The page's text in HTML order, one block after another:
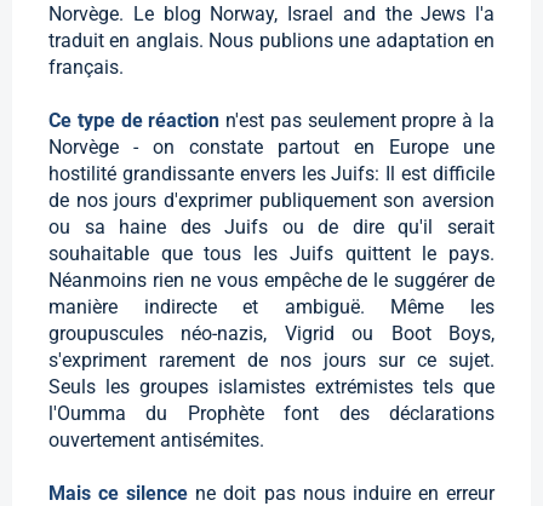
Norvège. Le blog Norway, Israel and the Jews l'a
traduit en anglais. Nous publions une adaptation en
français.
Ce type de réaction n'est pas seulement propre à la
Norvège - on constate partout en Europe une
hostilité grandissante envers les Juifs: Il est difficile
de nos jours d'exprimer publiquement son aversion
ou sa haine des Juifs ou de dire qu'il serait
souhaitable que tous les Juifs quittent le pays.
Néanmoins rien ne vous empêche de le suggérer de
manière indirecte et ambiguë. Même les
groupuscules néo-nazis, Vigrid ou Boot Boys,
s'expriment rarement de nos jours sur ce sujet.
Seuls les groupes islamistes extrémistes tels que
l'Oumma du Prophète font des déclarations
ouvertement antisémites.
Mais ce silence ne doit pas nous induire en erreur